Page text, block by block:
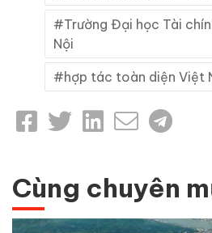
Trường Đại học Tài
Nội
hợp tác toàn diện Việt
Cùng chuyên